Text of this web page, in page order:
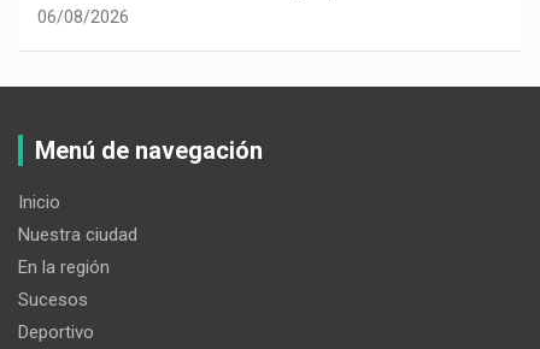
06/08/2026
Menú de navegación
Inicio
Nuestra ciudad
En la región
Sucesos
Deportivo